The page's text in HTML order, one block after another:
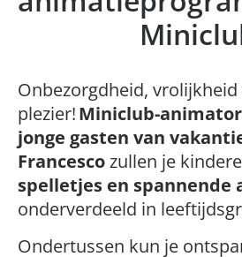
Onbezorgdheid, vrolijkheid
plezier!Miniclub-
jonge gasten van
Francescozullen je
spelletjes en
onderverdeeld in
Ondertussen kun je